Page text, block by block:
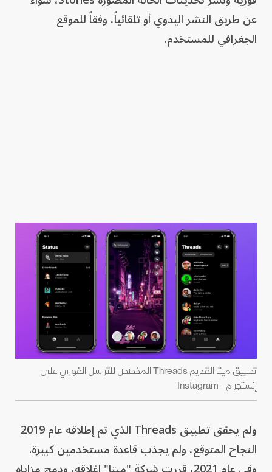
عن طريق النشر اليدوي أو تلقائياً، وفقاً للموقع
الجغرافي للمستخدم.
تطبيق ميتا القديم Threads المخصص للتراسل الفوري على
إنستجرام - Instagram
ولم يحقق تطبيق Threads الذي تم إطلاقه عام 2019
النجاح المتوقع، ولم يجذب قاعدة مستخدمين كبيرة.